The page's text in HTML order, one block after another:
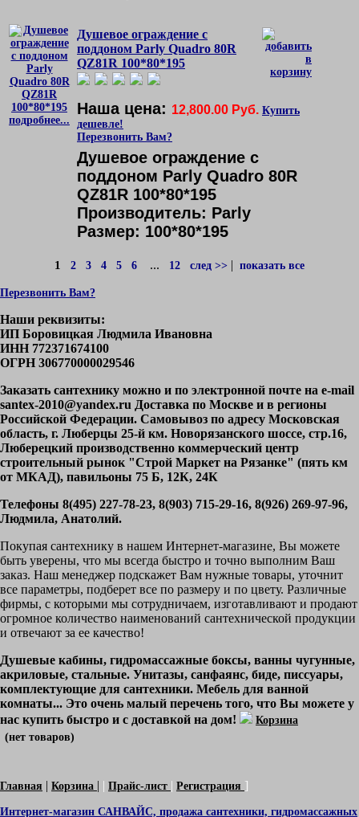
подробнее...
Душевое ограждение с
поддоном Parly Quadro 80R
QZ81R 100*80*195
Наша цена: 12,800.00 Руб. Купить
дешевле!
Перезвонить Вам?
Душевое ограждение с
поддоном Parly Quadro 80R
QZ81R 100*80*195
Производитель: Parly
Размер: 100*80*195
1 2 3 4 5 6 ... 12 след >> | показать все
Перезвонить Вам?
Наши реквизиты:
ИП Боровицкая Людмила Ивановна
ИНН 772371674100
ОГРН 306770000029546
Заказать сантехнику можно и по электронной почте на e-mail
santex-2010@yandex.ru Доставка по Москве и в регионы
Российской Федерации. Самовывоз по адресу Московская
область, г. Люберцы 25-й км. Новорязанского шоссе, стр.16,
Люберецкий производственно коммерческий центр
строительный рынок "Строй Маркет на Рязанке" (пять км
от МКАД), павильоны 75 Б, 12К, 24К
Телефоны 8(495) 227-78-23, 8(903) 715-29-16, 8(926) 269-97-96,
Людмила, Анатолий.
Покупая сантехнику в нашем Интернет-магазине, Вы можете
быть уверены, что мы всегда быстро и точно выполним Ваш
заказ. Наш менеджер подскажет Вам нужные товары, уточнит
все параметры, подберет все по размеру и по цвету. Различные
фирмы, с которыми мы сотрудничаем, изготавливают и продают
огромное количество наименований сантехнической продукции
и отвечают за ее качество!
Душевые кабины, гидромассажные боксы, ванны чугунные,
акриловые, стальные. Унитазы, санфаянс, биде, писсуары,
комплектующие для сантехники. Мебель для ванной
комнаты... Это очень малый перечень того, что Вы можете у
нас купить быстро и с доставкой на дом!
Корзина
Главная | Корзина | | Прайс-лист | Регистрация ]
Интернет-магазин САНВАЙС, продажа сантехники, гидромассажных